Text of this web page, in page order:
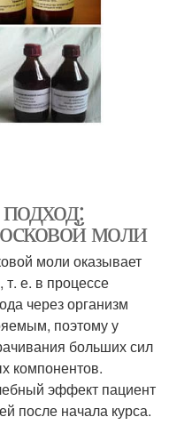
моли
моли оказывает
т. е. в процессе
через организм
поэтому у
больших сил
компонентов.
эффект пациент
после начала курса.